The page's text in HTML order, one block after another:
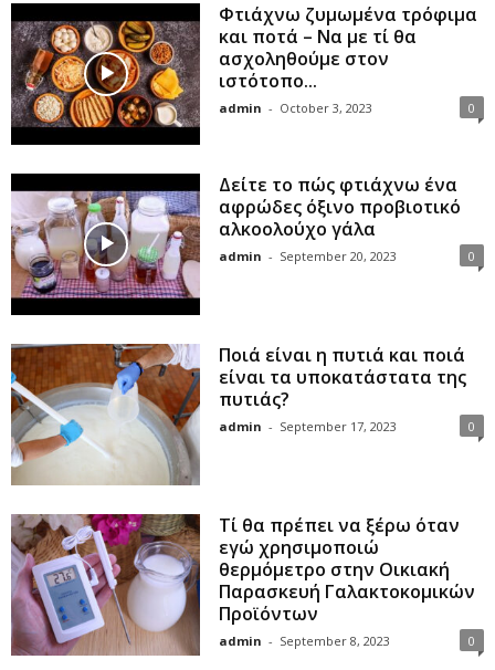
Φτιάχνω ζυμωμένα τρόφιμα
και ποτά – Να με τί θα
ασχοληθούμε στον
ιστότοπο...
admin - October 3, 2023 0
Δείτε το πώς φτιάχνω ένα
αφρώδες όξινο προβιοτικό
αλκοολούχο γάλα
admin - September 20, 2023 0
Ποιά είναι η πυτιά και ποιά
είναι τα υποκατάστατα της
πυτιάς?
admin - September 17, 2023 0
Τί θα πρέπει να ξέρω όταν
εγώ χρησιμοποιώ
θερμόμετρο στην Οικιακή
Παρασκευή Γαλακτοκομικών
Προϊόντων
admin - September 8, 2023 0